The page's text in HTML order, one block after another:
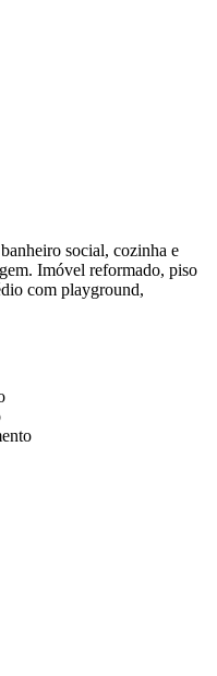
social, cozinha e
Imóvel reformado, piso
com playground,